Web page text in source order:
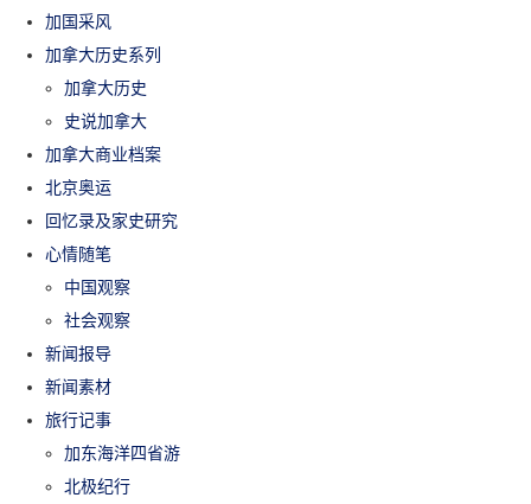
加国采风
加拿大历史系列
加拿大历史
史说加拿大
加拿大商业档案
北京奥运
回忆录及家史研究
心情随笔
中国观察
社会观察
新闻报导
新闻素材
旅行记事
加东海洋四省游
北极纪行